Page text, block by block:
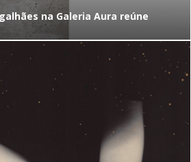
na Galeria Aura reúne